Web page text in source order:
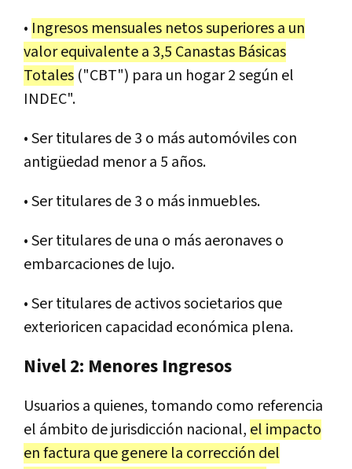
• Ingresos mensuales netos superiores a un
valor equivalente a 3,5 Canastas Básicas
Totales ("CBT") para un hogar 2 según el
INDEC".
• Ser titulares de 3 o más automóviles con
antigüedad menor a 5 años.
• Ser titulares de 3 o más inmuebles.
• Ser titulares de una o más aeronaves o
embarcaciones de lujo.
• Ser titulares de activos societarios que
exterioricen capacidad económica plena.
Nivel 2: Menores Ingresos
Usuarios a quienes, tomando como referencia
el ámbito de jurisdicción nacional, el impacto
en factura que genere la corrección del